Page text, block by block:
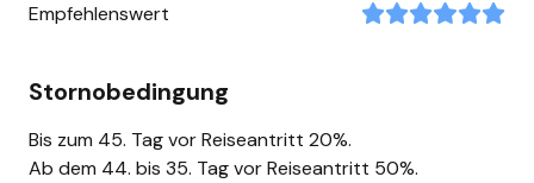
Empfehlenswert
Stornobedingung
Bis zum 45. Tag vor Reiseantritt 20%.
Ab dem 44. bis 35. Tag vor Reiseantritt 50%.